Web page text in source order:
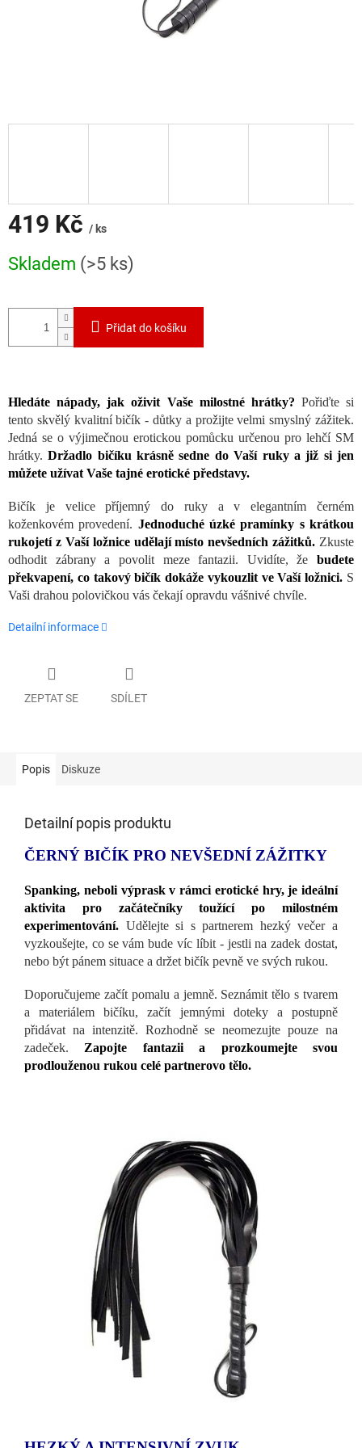
419 Kč / ks
cena:
Skladem (>5 ks)
Přidat do košíku
Hledáte nápady, jak oživit Vaše milostné hrátky? Pořiďte si
tento skvělý kvalitní bičík - důtky a prožijte velmi smyslný zážitek.
Jedná se o výjimečnou erotickou pomůcku určenou pro lehčí SM
hrátky.Držadlo bičíku krásně sedne do Vaší ruky a již si jen
můžete užívat Vaše tajné erotické představy.
Bičík je velice příjemný do ruky a v elegantním černém
koženkovém provedení. Jednoduché úzké pramínky s krátkou
rukojetí z Vaší ložnice udělají místo nevšedních zážitků. Zkuste
odhodit zábrany a povolit meze fantazii. Uvidíte, že budete
překvapení, co takový bičík dokáže vykouzlit ve Vaší ložnici. S
Vaši drahou polovičkou vás čekají opravdu vášnivé chvíle.
Detailní informace
ZEPTAT SE SDÍLET
Popis Diskuze
Detailní popis produktu
ČERNÝ BIČÍK PRO NEVŠEDNÍ ZÁŽITKY
Spanking, neboli výprask v rámci erotické hry, je ideální
aktivita pro začátečníky toužící po milostném
experimentování. Udělejte si s partnerem hezký večer a
vyzkoušejte, co se vám bude víc líbit - jestli na zadek dostat,
nebo být pánem situace a držet bičík pevně ve svých rukou.
Doporučujeme začít pomalu a jemně. Seznámit tělo s tvarem
a materiálem bičíku, začít jemnými doteky a postupně
přidávat na intenzitě. Rozhodně se neomezujte pouze na
zadeček. Zapojte fantazii a prozkoumejte svou
prodlouženou rukou celé partnerovo tělo.